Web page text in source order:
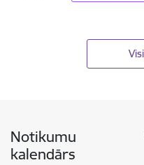
Notikumu
kalendārs